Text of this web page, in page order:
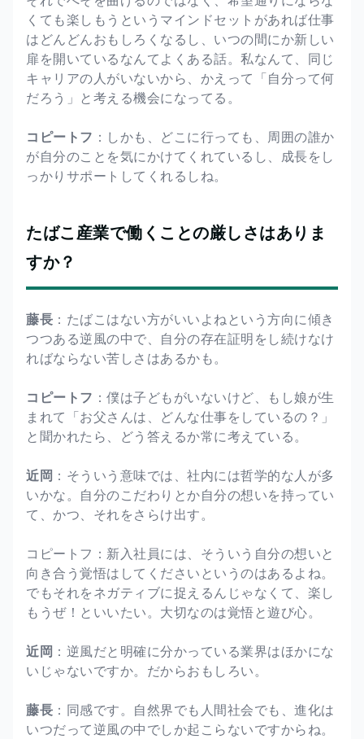
くても楽しもうというマインドセットがあれば仕事
はどんどんおもしろくなるし、いつの間にか新しい
扉を開いているなんてよくある話。私なんて、同じ
キャリアの人がいないから、かえって「自分って何
だろう」と考える機会になってる。
コピートフ ：しかも、どこに行っても、周囲の誰か
が自分のことを気にかけてくれているし、成長をし
っかりサポートしてくれるしね。
たばこ産業で働くことの厳しさはありま
すか？
藤長 ：たばこはない方がいいよねという方向に傾き
つつある逆風の中で、自分の存在証明をし続けなけ
ればならない苦しさはあるかも。
コピートフ ：僕は子どもがいないけど、もし娘が生
まれて「お父さんは、どんな仕事をしているの？」
と聞かれたら、どう答えるか常に考えている。
近岡 ：そういう意味では、社内には哲学的な人が多
いかな。自分のこだわりとか自分の想いを持ってい
て、かつ、それをさらけ出す。
コピートフ：新入社員には、そういう自分の想いと
向き合う覚悟はしてくださいというのはあるよね。
でもそれをネガティブに捉えるんじゃなくて、楽し
もうぜ！といいたい。大切なのは覚悟と遊び心。
近岡 ：逆風だと明確に分かっている業界はほかにな
いじゃないですか。だからおもしろい。
藤長 ：同感です。自然界でも人間社会でも、進化は
いつだって逆風の中でしか起こらないですからね。